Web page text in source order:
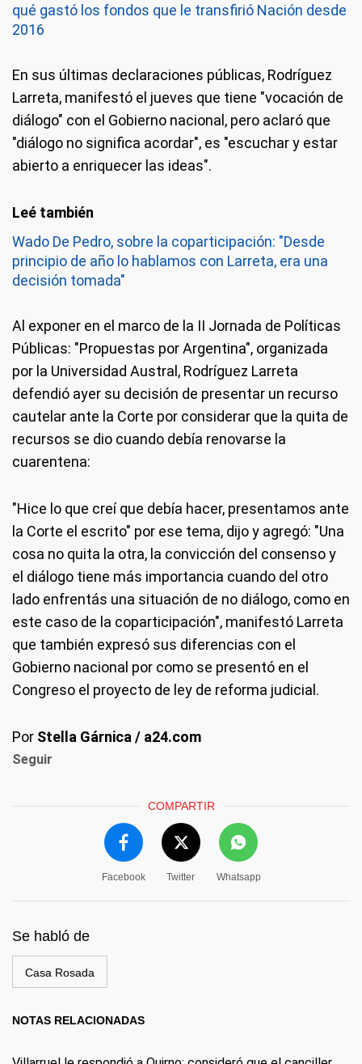
qué gastó los fondos que le transfirió Nación desde
2016
En sus últimas declaraciones públicas, Rodríguez
Larreta, manifestó el jueves que tiene "vocación de
diálogo" con el Gobierno nacional, pero aclaró que
"diálogo no significa acordar", es "escuchar y estar
abierto a enriquecer las ideas".
Wado De Pedro, sobre la coparticipación: "Desde
principio de año lo hablamos con Larreta, era una
decisión tomada"
Al exponer en el marco de la II Jornada de Políticas
Públicas: "Propuestas por Argentina", organizada
por la Universidad Austral, Rodríguez Larreta
defendió ayer su decisión de presentar un recurso
cautelar ante la Corte por considerar que la quita de
recursos se dio cuando debía renovarse la
cuarentena:
"Hice lo que creí que debía hacer, presentamos ante
la Corte el escrito" por ese tema, dijo y agregó: "Una
cosa no quita la otra, la convicción del consenso y
el diálogo tiene más importancia cuando del otro
lado enfrentás una situación de no diálogo, como en
este caso de la coparticipación", manifestó Larreta
que también expresó sus diferencias con el
Gobierno nacional por como se presentó en el
Congreso el proyecto de ley de reforma judicial.
Por Stella Gárnica / a24.com
Seguir
COMPARTIR
Facebook Twitter Whatsapp
Se habló de
Casa Rosada
NOTAS RELACIONADAS